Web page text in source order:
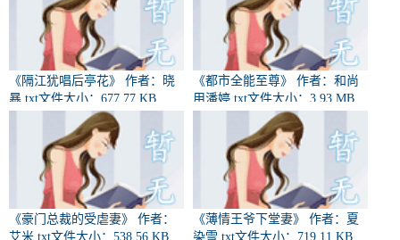
《隔江犹唱后亭花》 作者：晓
暴 txt文件大小：677.77 KB
《都市全能至尊》 作者：和尚
用潘婷 txt文件大小：3.93 MB
《豪门总裁的受虐妻》 作者：
艾米 txt文件大小：538.56 KB
《薄情王爷下堂妻》 作者：夏
染雪 txt文件大小：719.11 KB